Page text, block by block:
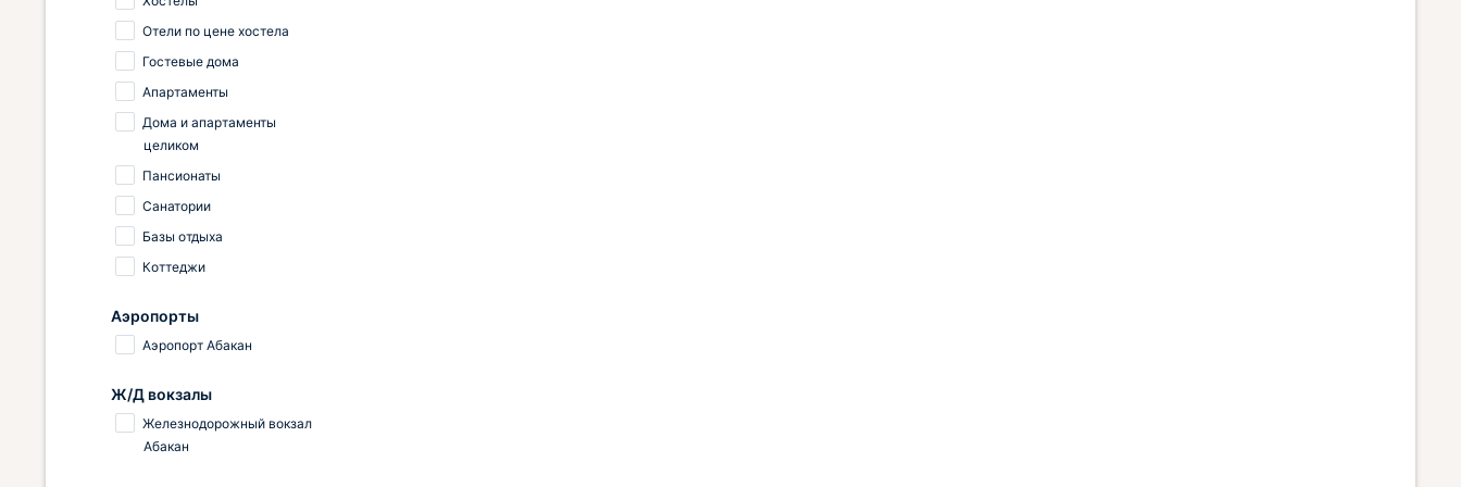
Отели по цене хостела
Гостевые дома
Апартаменты
Дома и апартаменты
целиком
Пансионаты
Санатории
Базы отдыха
Коттеджи
Аэропорты
Аэропорт Абакан
Ж/Д вокзалы
Железнодорожный вокзал
Абакан